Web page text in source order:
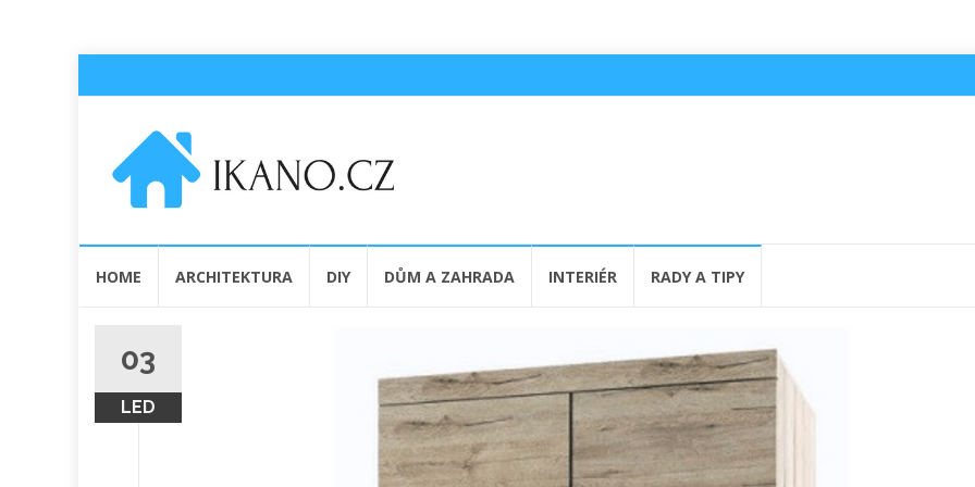
HOME ARCHITEKTURA DIY DŮM A ZAHRADA INTERIÉR RADY A TIPY
03
LED